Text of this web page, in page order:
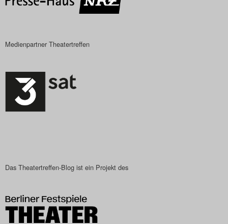
Das Theatertreffen-Blog
Das Theatertreffen-Blog
2022
Das Theatertreffen-Blog
2023
Medienpartner Theatertreffen
Das Theatertreffen-Blog ist ein Projekt des